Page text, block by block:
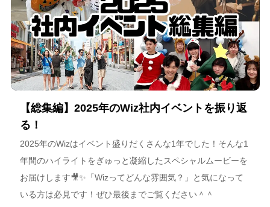
【総集編】2025年のWiz社内イベントを振り返
る！
2025年のWizはイベント盛りだくさんな1年でした！そんな1
年間のハイライトをぎゅっと凝縮したスペシャルムービーを
お届けします🎥✨「Wizってどんな雰囲気？」と気になって
いる方は必見です！ぜひ最後までご覧ください＾＾